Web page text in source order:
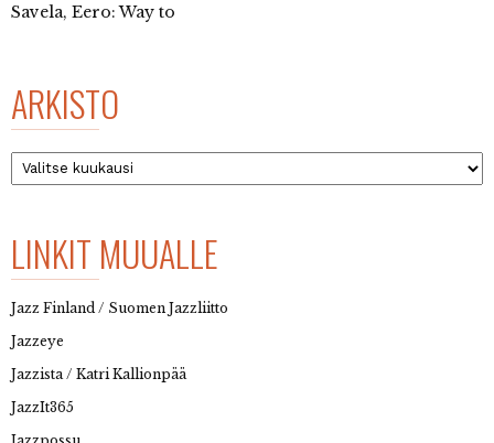
Savela, Eero: Way to
ARKISTO
Arkisto
LINKIT MUUALLE
Jazz Finland / Suomen Jazzliitto
Jazzeye
Jazzista / Katri Kallionpää
JazzIt365